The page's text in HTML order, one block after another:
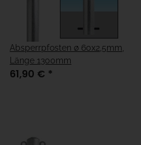
Absperrpfosten ø 60x2,5mm,
Länge 1300mm
61,90 € *